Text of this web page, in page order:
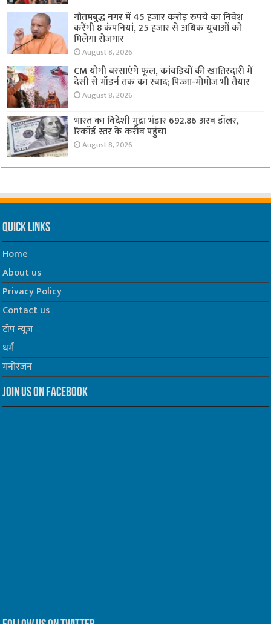
गौतमबुद्ध नगर में 45 हजार करोड़ रुपये का निवेश
करेंगी 8 कंपनियां, 25 हजार से अधिक युवाओं को
मिलेगा रोजगार
August 8, 2026
CM योगी बरसाएंगे फूल, कांवड़ियों की खातिरदारी में
देसी से मॉडर्न तक का स्वाद; पिज्जा-मोमोज भी तैयार
August 8, 2026
भारत का विदेशी मुद्रा भंडार 692.86 अरब डॉलर,
रिकॉर्ड स्तर के करीब पहुंचा
August 8, 2026
Quick Links
Home
About us
Privacy Policy
Contact us
टॉप न्यूज़
धर्म
मनोरंजन
Join us on Facebook